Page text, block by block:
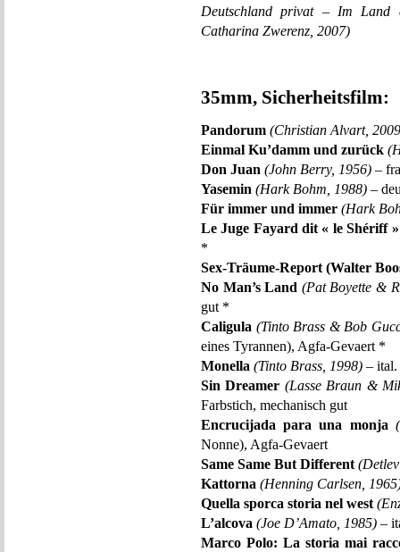
Deutschland privat – Im Land
Catharina Zwerenz, 2007)
35mm, Sicherheitsfilm:
Pandorum (Christian Alvart,
Einmal Ku’damm und zurück
Don Juan (John Berry, 1956) –
Yasemin (Hark Bohm, 1988) –
Für immer und immer (Hark
Le Juge Fayard dit « le Shériff »
*
Sex-Träume-Report (Walter
No Man’s Land (Pat Boyette &
gut *
Caligula (Tinto Brass & Bob
eines Tyrannen), Agfa-Gevaert *
Monella (Tinto Brass, 1998) – ital.
Sin Dreamer (Lasse Braun &
Farbstich, mechanisch gut
Encrucijada para una monja
Nonne), Agfa-Gevaert
Same Same But Different
Kattorna (Henning Carlsen,
Quella sporca storia nel west
L’alcova (Joe D’Amato, 1985) –
Marco Polo: La storia mai